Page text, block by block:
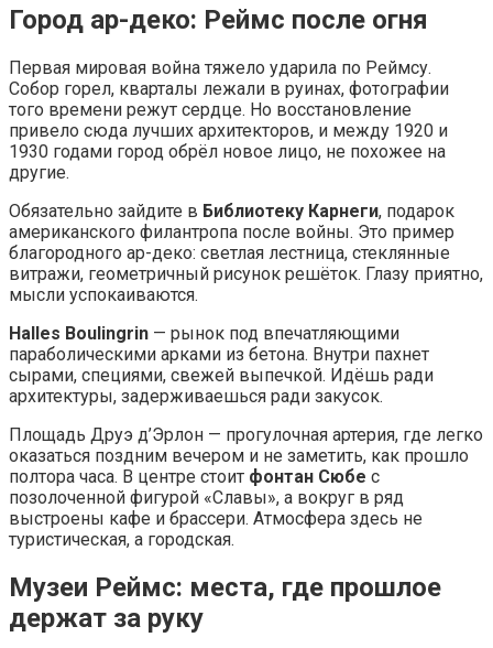
Город ар-деко: Реймс после огня
Первая мировая война тяжело ударила по Реймсу.
Собор горел, кварталы лежали в руинах, фотографии
того времени режут сердце. Но восстановление
привело сюда лучших архитекторов, и между 1920 и
1930 годами город обрёл новое лицо, не похожее на
другие.
Обязательно зайдите в Библиотеку Карнеги, подарок
американского филантропа после войны. Это пример
благородного ар-деко: светлая лестница, стеклянные
витражи, геометричный рисунок решёток. Глазу приятно,
мысли успокаиваются.
Halles Boulingrin — рынок под впечатляющими
параболическими арками из бетона. Внутри пахнет
сырами, специями, свежей выпечкой. Идёшь ради
архитектуры, задерживаешься ради закусок.
Площадь Друэ д’Эрлон — прогулочная артерия, где легко
оказаться поздним вечером и не заметить, как прошло
полтора часа. В центре стоит фонтан Сюбе с
позолоченной фигурой «Славы», а вокруг в ряд
выстроены кафе и брассери. Атмосфера здесь не
туристическая, а городская.
Музеи Реймс: места, где прошлое
держат за руку